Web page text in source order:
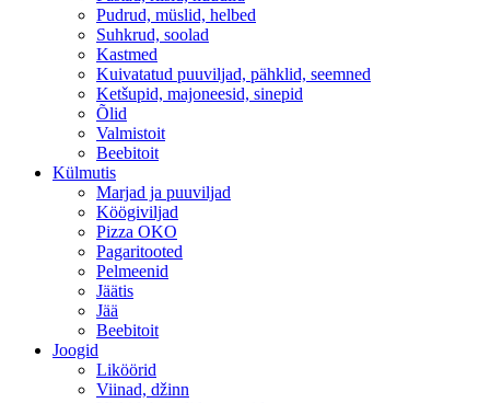
Pudrud, müslid, helbed
Suhkrud, soolad
Kastmed
Kuivatatud puuviljad, pähklid, seemned
Ketšupid, majoneesid, sinepid
Õlid
Valmistoit
Beebitoit
Külmutis
Marjad ja puuviljad
Köögiviljad
Pizza OKO
Pagaritooted
Pelmeenid
Jäätis
Jää
Beebitoit
Joogid
Liköörid
Viinad, džinn